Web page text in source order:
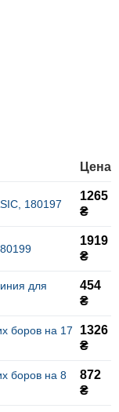
Цена
180197
1265
₴
1919
₴
для
454
₴
боров на 17
1326
₴
боров на 8
872
₴